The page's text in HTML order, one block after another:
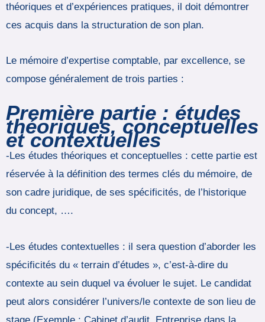
théoriques et d’expériences pratiques, il doit démontrer
ces acquis dans la structuration de son plan.
Le mémoire d’expertise comptable, par excellence, se
compose généralement de trois parties :
Première partie : études
théoriques, conceptuelles
et contextuelles
-Les études théoriques et conceptuelles : cette partie est
réservée à la définition des termes clés du mémoire, de
son cadre juridique, de ses spécificités, de l’historique
du concept, ….
-Les études contextuelles : il sera question d’aborder les
spécificités du « terrain d’études », c’est-à-dire du
contexte au sein duquel va évoluer le sujet. Le candidat
peut alors considérer l’univers/le contexte de son lieu de